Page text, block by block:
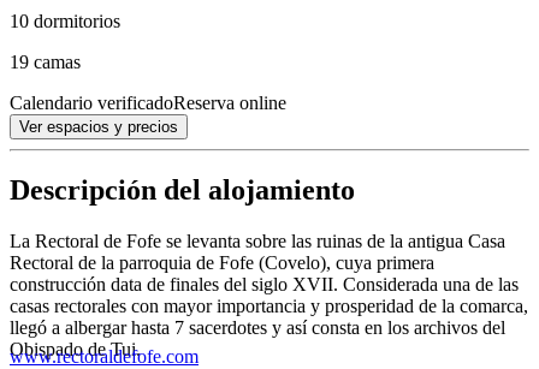
10 dormitorios
19 camas
Calendario verificadoReserva online
Ver espacios y precios
Descripción del alojamiento
La Rectoral de Fofe se levanta sobre las ruinas de la antigua Casa
Rectoral de la parroquia de Fofe (Covelo), cuya primera
construcción data de finales del siglo XVII. Considerada una de las
casas rectorales con mayor importancia y prosperidad de la comarca,
llegó a albergar hasta 7 sacerdotes y así consta en los archivos del
Obispado de Tui.
www.rectoraldefofe.com